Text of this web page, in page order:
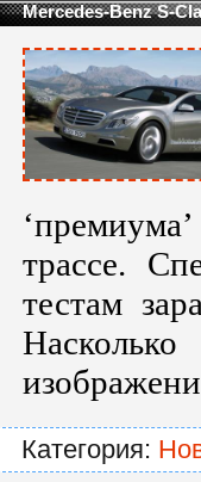
Mercedes-Benz S-
трассе.
тестам
Категория: